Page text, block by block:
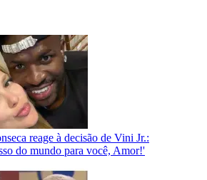
reage à decisão de Vini Jr.:
do mundo para você, Amor!'